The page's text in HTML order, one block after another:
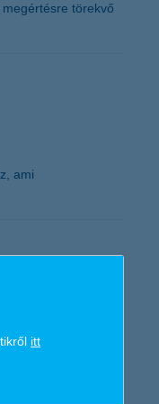
törekvő
ami
a
el Németh
itt